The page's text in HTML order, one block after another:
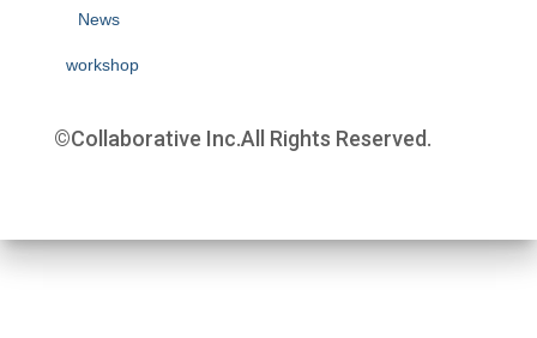
News
workshop
©︎Collaborative Inc.All Rights Reserved.